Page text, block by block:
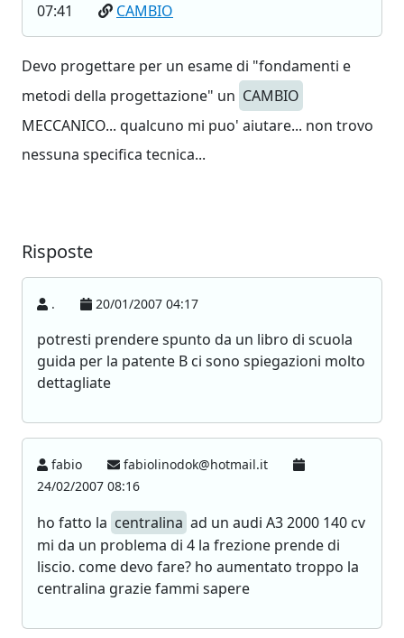
07:41
CAMBIO
Devo progettare per un esame di "fondamenti e
metodi della progettazione" un CAMBIO
MECCANICO... qualcuno mi puo' aiutare... non trovo
nessuna specifica tecnica...
Risposte
. 20/01/2007 04:17
potresti prendere spunto da un libro di scuola
guida per la patente B ci sono spiegazioni molto
dettagliate
fabio
fabiolinodok@hotmail.it
24/02/2007 08:16
ho fatto la centralina ad un audi A3 2000 140 cv
mi da un problema di 4 la frezione prende di
liscio. come devo fare? ho aumentato troppo la
centralina grazie fammi sapere